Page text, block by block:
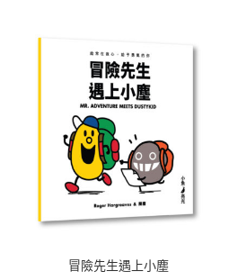
at
冒險先生遇上小塵